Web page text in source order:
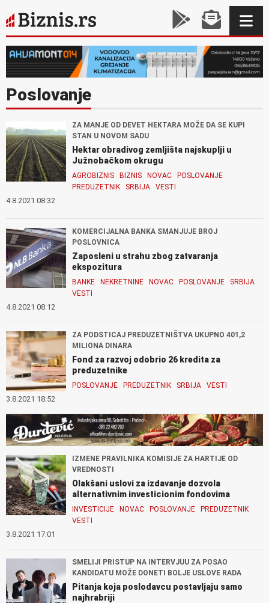
Poslovanje
ZA MANJE OD DEVET HEKTARA MOŽE DA SE KUPI
STAN U NOVOM SADU
Hektar obradivog zemljišta najskuplji u
Južnobačkom okrugu
AGROBIZNIS BIZNIS NOVAC
POSLOVANJE
PREDUZETNIK
SRBIJA VESTI
4.8.2021 08:32
KOMERCIJALNA BANKA SMANJUJE BROJ
POSLOVNICA
Zaposleni u strahu zbog zatvaranja
ekspozitura
BANKE NEKRETNINE NOVAC POSLOVANJE
SRBIJA
VESTI
4.8.2021 08:12
ZA PODSTICAJ PREDUZETNIŠTVA UKUPNO 401,2
MILIONA DINARA
Fond za razvoj odobrio 26 kredita za
preduzetnike
POSLOVANJE PREDUZETNIK SRBIJA VESTI
3.8.2021 18:52
IZMENE PRAVILNIKA KOMISIJE ZA HARTIJE OD
VREDNOSTI
Olakšani uslovi za izdavanje dozvola
alternativnim investicionim fondovima
INVESTICIJE NOVAC POSLOVANJE
PREDUZETNIK
VESTI
3.8.2021 17:01
SMELIJI PRISTUP NA INTERVJUU ZA POSAO
KANDIDATU MOŽE DONETI BOLJE USLOVE RADA
Pitanja koja poslodavcu postavljaju samo
najhrabriji